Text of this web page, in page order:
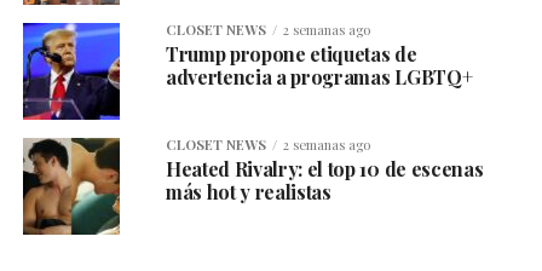
CLOSET NEWS 2 semanas ago
Trump propone etiquetas de
advertencia a programas LGBTQ+
CLOSET NEWS 2 semanas ago
Heated Rivalry: el top 10 de escenas
más hot y realistas